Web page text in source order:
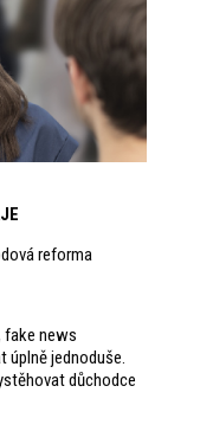
reforma
fake news
úplně jednoduše.
důchodce